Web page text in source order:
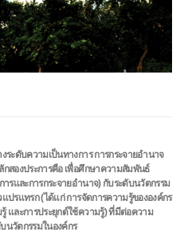
ระดับความเป็นทางการ การกระจายอำนาจ
สองประการคือ เพื่อศึกษาความสัมพันธ์
รและการกระจายอำนาจ) กับระดับนวัตกรรม
ปรแทรก (ได้แก่ การจัดการความรู้ขององค์กร
และการประยุกต์ใช้ความรู้) ที่มีต่อความ
นวัตกรรมในองค์กร